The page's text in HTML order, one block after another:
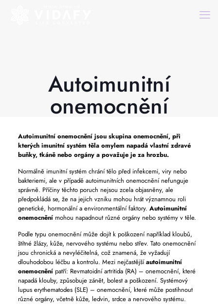
Autoimunitní
onemocnění
Autoimunitní onemocněníjsou skupina onemocnění, při
kterých imunitní systém těla omylem napadá vlastní zdravé
buňky, tkáně nebo orgány a považuje je za hrozbu.
Normálně imunitní systém chrání tělo před infekcemi, viry nebo
bakteriemi, ale v případě autoimunitních onemocnění nefunguje
správně. Příčiny těchto poruch nejsou zcela objasněny, ale
předpokládá se, že na jejich vzniku mohou hrát významnou roli
genetické, hormonální a environmentální faktory. Autoimunitní
onemocněnímohou napadnout různé orgány nebo systémy v těle.
Podle typu onemocnění může dojít k poškození například kloubů,
štítné žlázy, kůže, nervového systému nebo střev. Tato onemocnění
jsou chronická a nevyléčitelná, což znamená, že vyžadují
dlouhodobou léčbu a kontrolu. Mezi nejčastějšíautoimunitní
onemocněnípatří: Revmatoidní artritida (RA) – onemocnění, které
napadá klouby, způsobuje zánět, bolest a poškození. Systémový
lupus erythematodes (SLE) – onemocnění, které může postihnout
různé orgány, včetně kůže, ledvin, srdce a nervového systému.